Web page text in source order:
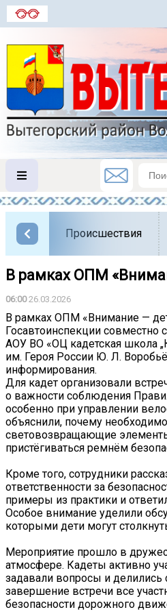
Происшествия
В рамках ОПМ
06:0026.03.2026
В рамках ОПМ «Внимание —
Госавтоинспекции
АОУ ВО «ОЦ кадетская школа
им. Героя России Ю. Л.
информирования.
Для кадет организовали
о важности соблюдения
особенно при управлении
объяснили, почему
световозвращающие
пристёгиваться ремнём
Кроме того, сотрудники
ответственности за
примеры из практики и
Особое внимание уделили
которыми дети могут
Мероприятие прошло в
атмосфере. Кадеты активно
задавали вопросы и делились
завершение встречи все
безопасности дорожного